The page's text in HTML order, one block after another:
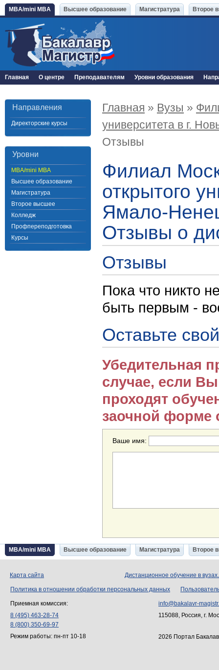
MBA/mini MBA Высшее образование Магистратура Второе
Главная О центре Преподавателям Уровни образования
Направления
Директорские курсы
Уровни
MBA/mini MBA
Высшее образование
Магистратура
Второе высшее
Колледж
Профпереподготовка
Курсы
Главная » Вузы »
университета в г.
Отзывы
Филиал
открытого
Ямало-
Отзывы о
Отзывы
Пока что никто
быть первым -
Оставьте
Убедительная
случае, если
проходят
заочной форме
Ваше имя:
MBA/mini MBA Высшее образование Магистратура Второе
Карта сайта Дистанционное обучение в
Политика в отношении обработки персональных данных
Приемная комиссия:
8 (495) 463-28-74
8 (800) 350-69-97
Режим работы: пн-пт 10-18
info@bakalavr-
115088, Россия, г.
2026 Портал